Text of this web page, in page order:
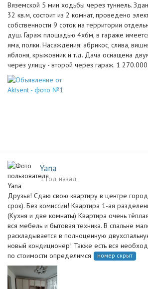
Вяземской 5 мин ходьбы через туннель.
32 кв.м, состоит из 2 комнат, проведено
собственности 9 соток на территории
душ. Гараж площадью 4х6м, в гараже
яма, полки. Насаждения: абрикос, слива,
яблоня, крыжовник и т.д. Дача оснащена
через улицу - второй через гараж. 1
Yana
1 год назад
Друзья! Сдаю свою квартиру в центре
срок). Без комиссии! Квартира 1-ая
(Кухня и две комнаты) Квартира очень
вся мебель и бытовая техника. В спальне
раскладывается в полноценную
новый кондиционер! Также есть вся
по стоимости определимся
номер скрыт